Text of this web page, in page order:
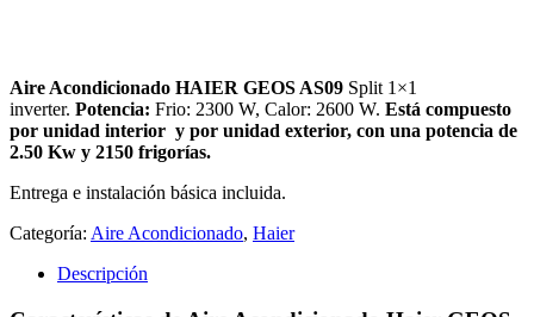
Aire Acondicionado HAIER GEOS AS09 Split 1×1
inverter. Potencia: Frio: 2300 W, Calor: 2600 W. Está compuesto
por unidad interior y por unidad exterior, con una potencia de
2.50 Kw y 2150 frigorías.
Entrega e instalación básica incluida.
Categoría: Aire Acondicionado, Haier
Descripción